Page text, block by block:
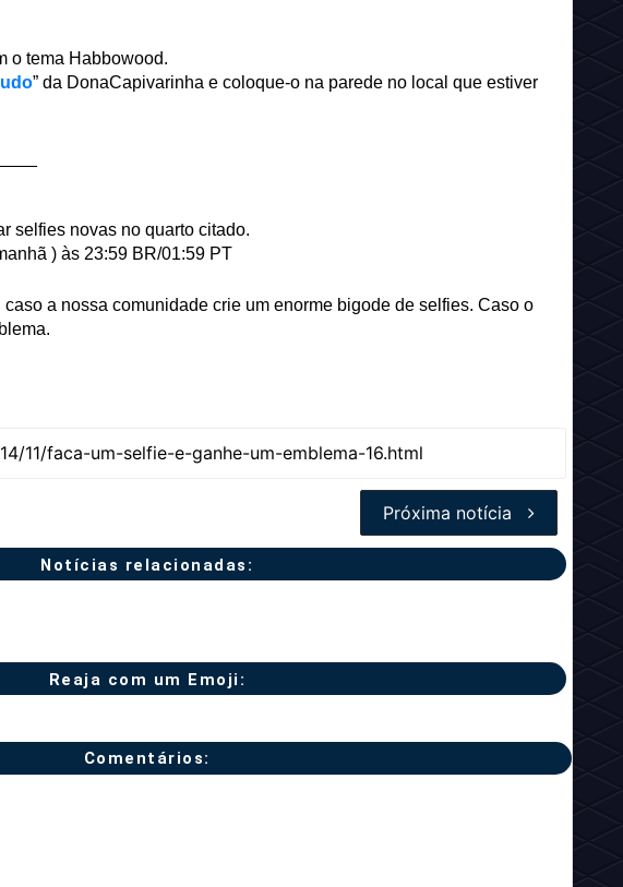
o tema Habbowood.
” da DonaCapivarinha e coloque-o na parede no local que estiver
selfies novas no quarto citado.
) às 23:59 BR/01:59 PT
a nossa comunidade crie um enorme bigode de selfies. Caso o
Próxima notícia
Notícias relacionadas:
Reaja com um Emoji:
Comentários: